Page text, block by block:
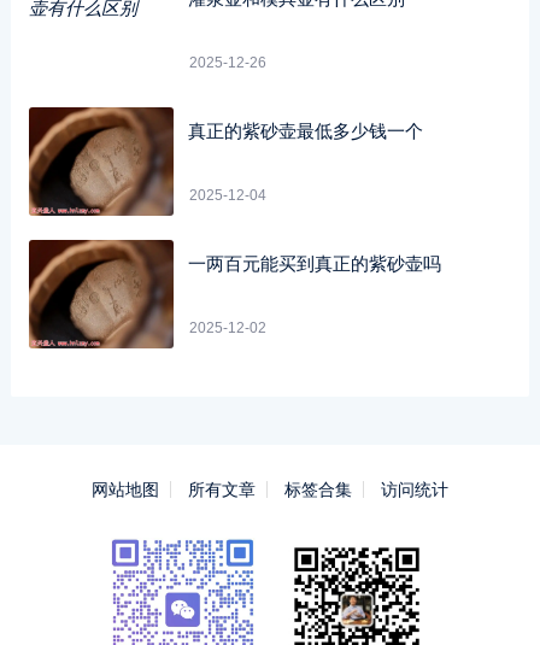
2025-12-26
真正的紫砂壶最低多少钱一个
2025-12-04
一两百元能买到真正的紫砂壶吗
2025-12-02
网站地图 所有文章 标签合集 访问统计